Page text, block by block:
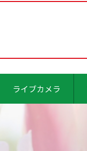
ライブカメラ